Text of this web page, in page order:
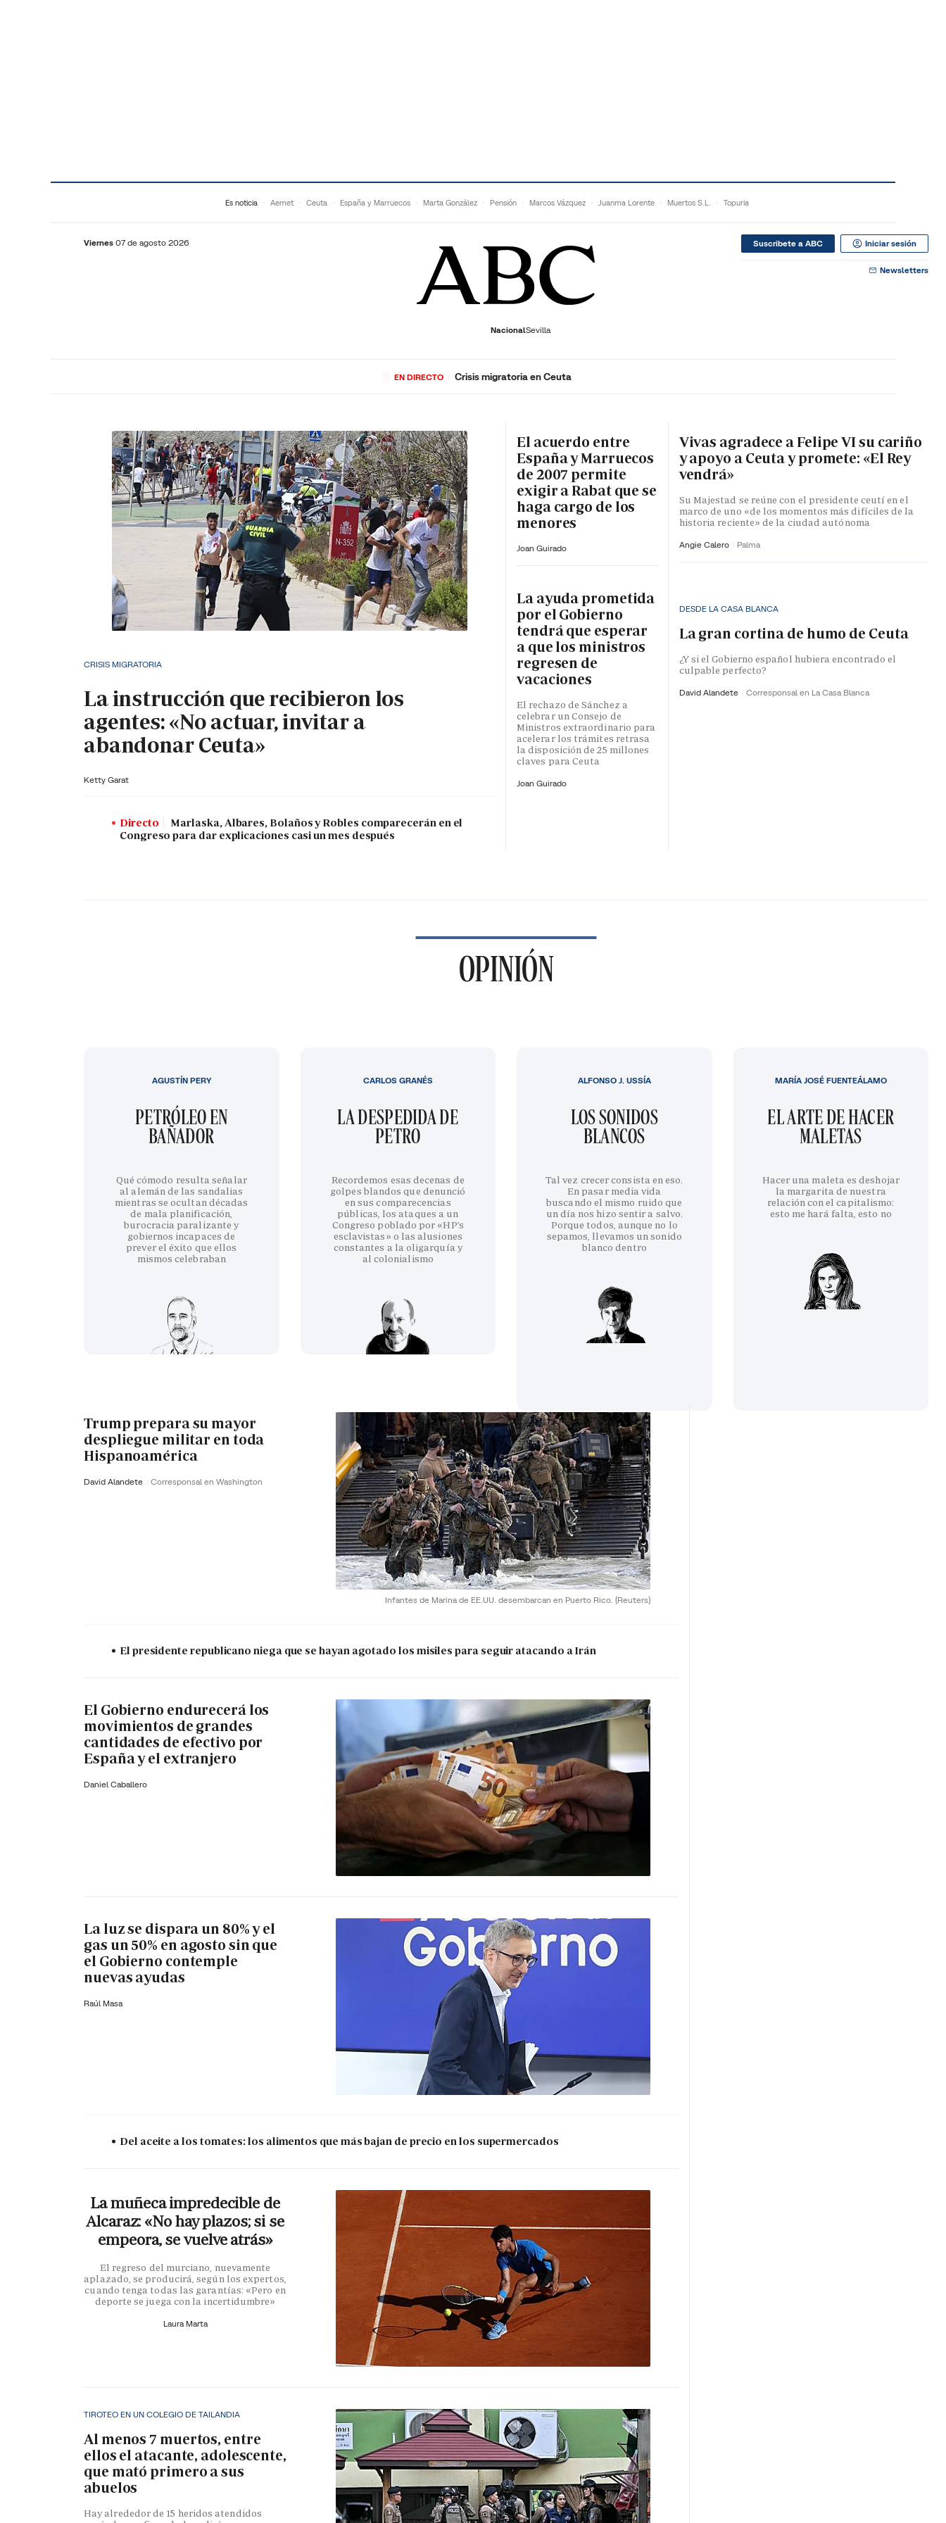
Es noticia Aemet Ceuta España y Marruecos Marta González Pensión Marcos Vázquez Juanma Lorente Muertos S.L. Topuria
Viernes 07 de agosto 2026
NacionalSevilla
Suscribete a ABC Iniciar sesión
Newsletters
ECONOMÍADEPORTES SOCIEDADCULTURAGENTEPLAY
EN DIRECTO Crisis migratoria en Ceuta
CRISIS MIGRATORIA
La instrucción que recibieron los
agentes: «No actuar, invitar a
abandonar Ceuta»
Ketty Garat
Directo
Marlaska, Albares, Bolaños y Robles comparecerán en el
Congreso para dar explicaciones casi un mes después
El acuerdo entre
España y Marruecos
de 2007 permite
exigir a Rabat que se
haga cargo de los
menores
Joan Guirado
La ayuda prometida
por el Gobierno
tendrá que esperar
a que los ministros
regresen de
vacaciones
El rechazo de Sánchez a
celebrar un Consejo de
Ministros extraordinario para
acelerar los trámites retrasa
la disposición de 25 millones
claves para Ceuta
Joan Guirado
Vivas agradece a Felipe VI su cariño
y apoyo a Ceuta y promete: «El Rey
vendrá»
Su Majestad se reúne con el presidente ceutí en el
marco de uno «de los momentos más difíciles de la
historia reciente» de la ciudad autónoma
Angie Calero Palma
DESDE LA CASA BLANCA
La gran cortina de humo de Ceuta
¿Y si el Gobierno español hubiera encontrado el
culpable perfecto?
David Alandete Corresponsal en La Casa Blanca
OPINIÓN
PETRÓLEO EN
BAÑADOR
Qué cómodo resulta señalar
al alemán de las sandalias
mientras se ocultan décadas
de mala planificación,
burocracia paralizante y
gobiernos incapaces de
prever el éxito que ellos
mismos celebraban
AGUSTÍN PERY
LA DESPEDIDA DE
PETRO
Recordemos esas decenas de
golpes blandos que denunció
en sus comparecencias
públicas, los ataques a un
Congreso poblado por «HP’s
esclavistas» o las alusiones
constantes a la oligarquía y
al colonialismo
CARLOS GRANÉS
LOS SONIDOS
BLANCOS
Tal vez crecer consista en eso.
En pasar media vida
buscando el mismo ruido que
un día nos hizo sentir a salvo.
Porque todos, aunque no lo
sepamos, llevamos un sonido
blanco dentro
ALFONSO J. USSÍA
EL ARTE DE HACER
MALETAS
Hacer una maleta es deshojar
la margarita de nuestra
relación con el capitalismo:
esto me hará falta, esto no
MARÍA JOSÉ FUENTEÁLAMO
Infantes de Marina de EE.UU. desembarcan en Puerto Rico. (Reuters)
Trump prepara su mayor
despliegue militar en toda
Hispanoamérica
David Alandete Corresponsal en Washington
El presidente republicano niega que se hayan agotado los misiles para seguir atacando a Irán
El Gobierno endurecerá los
movimientos de grandes
cantidades de efectivo por
España y el extranjero
Daniel Caballero
La luz se dispara un 80% y el
gas un 50% en agosto sin que
el Gobierno contemple
nuevas ayudas
Raúl Masa
Del aceite a los tomates: los alimentos que más bajan de precio en los supermercados
La muñeca impredecible de
Alcaraz: «No hay plazos; si se
empeora, se vuelve atrás»
El regreso del murciano, nuevamente
aplazado, se producirá, según los expertos,
cuando tenga todas las garantías: «Pero en
deporte se juega con la incertidumbre»
Laura Marta
TIROTEO EN UN COLEGIO DE TAILANDIA
Al menos 7 muertos, entre
ellos el atacante, adolescente,
que mató primero a sus
abuelos
Hay alrededor de 15 heridos atendidos